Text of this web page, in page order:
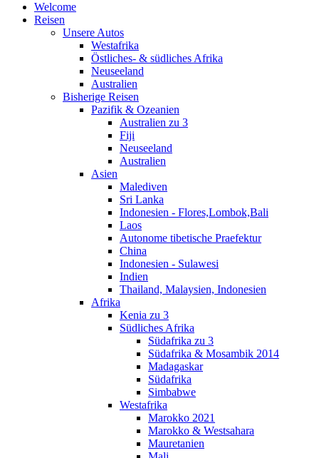
Welcome
Reisen
Unsere Autos
Westafrika
Östliches- & südliches Afrika
Neuseeland
Australien
Bisherige Reisen
Pazifik & Ozeanien
Australien zu 3
Fiji
Neuseeland
Australien
Asien
Malediven
Sri Lanka
Indonesien - Flores,Lombok,Bali
Laos
Autonome tibetische Praefektur
China
Indonesien - Sulawesi
Indien
Thailand, Malaysien, Indonesien
Afrika
Kenia zu 3
Südliches Afrika
Südafrika zu 3
Südafrika & Mosambik 2014
Madagaskar
Südafrika
Simbabwe
Westafrika
Marokko 2021
Marokko & Westsahara
Mauretanien